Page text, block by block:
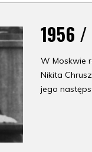
1956 /
W Moskwie
Nikita
jego